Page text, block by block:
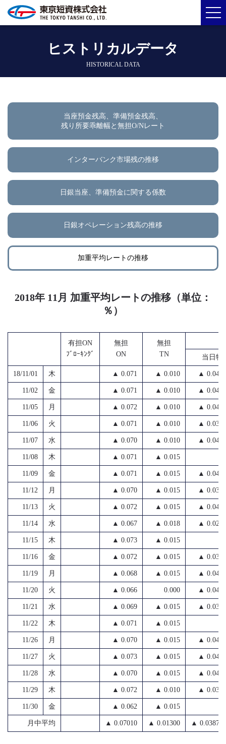
ヒストリカルデータ
HISTORICAL DATA
当座預金残高、準備預金残高、
残り所要乖離幅と無担O/Nレート
インターバンク市場残の推移
日銀当座、準備預金に関する係数
日銀オペレーション残高の推移
加重平均レートの推移
2018年 11月 加重平均レートの推移（単位：
％）
有担ON
ﾌﾞﾛｰｷﾝｸﾞ
無担
ON
無担
TN
当日物
18/11/01 木 ▲ 0.071 ▲ 0.010 ▲ 0.040
11/02 金 ▲ 0.071 ▲ 0.010 ▲ 0.042
11/05 月 ▲ 0.072 ▲ 0.010 ▲ 0.042
11/06 火 ▲ 0.071 ▲ 0.010 ▲ 0.031
11/07 水 ▲ 0.070 ▲ 0.010 ▲ 0.040
11/08 木 ▲ 0.071 ▲ 0.015
11/09 金 ▲ 0.071 ▲ 0.015 ▲ 0.040
11/12 月 ▲ 0.070 ▲ 0.015 ▲ 0.039
11/13 火 ▲ 0.072 ▲ 0.015 ▲ 0.045
11/14 水 ▲ 0.067 ▲ 0.018 ▲ 0.025
11/15 木 ▲ 0.073 ▲ 0.015
11/16 金 ▲ 0.072 ▲ 0.015 ▲ 0.039
11/19 月 ▲ 0.068 ▲ 0.015 ▲ 0.040
11/20 火 ▲ 0.066 0.000 ▲ 0.043
11/21 水 ▲ 0.069 ▲ 0.015 ▲ 0.035
11/22 木 ▲ 0.071 ▲ 0.015
11/26 月 ▲ 0.070 ▲ 0.015 ▲ 0.041
11/27 火 ▲ 0.073 ▲ 0.015 ▲ 0.045
11/28 水 ▲ 0.070 ▲ 0.015 ▲ 0.042
11/29 木 ▲ 0.072 ▲ 0.010 ▲ 0.030
11/30 金 ▲ 0.062 ▲ 0.015
月中平均 ▲ 0.07010 ▲ 0.01300 ▲ 0.03876